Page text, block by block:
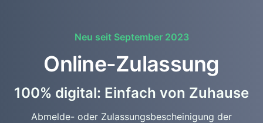
Neu seit September 2023
Online-Zulassung
100% digital: Einfach von Zuhause
Abmelde- oder Zulassungsbescheinigung der